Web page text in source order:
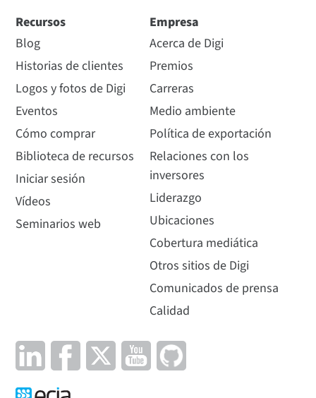
Recursos
Blog
Historias de clientes
Logos y fotos de Digi
Eventos
Cómo comprar
Biblioteca de recursos
Iniciar sesión
Vídeos
Seminarios web
Empresa
Acerca de Digi
Premios
Carreras
Medio ambiente
Política de exportación
Relaciones con los
inversores
Liderazgo
Ubicaciones
Cobertura mediática
Otros sitios de Digi
Comunicados de prensa
Calidad